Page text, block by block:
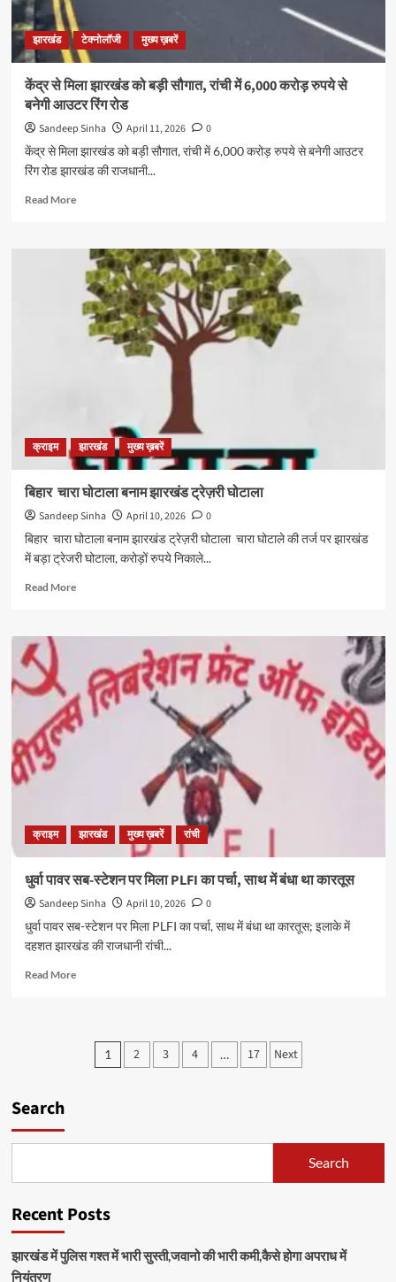
से
हुआ
खुलासा
झारखंड टेक्नोलॉजी मुख्य ख़बरें
केंद्र से मिला झारखंड को बड़ी सौगात, रांची में 6,000 करोड़ रुपये से
बनेगी आउटर रिंग रोड
Sandeep Sinha April 11, 2026
0
केंद्र से मिला झारखंड को बड़ी सौगात, रांची में 6,000 करोड़ रुपये से बनेगी आउटर
रिंग रोड झारखंड की राजधानी...
Read MoreRead
केंद्र
मिला
झारखंड
को
से
बनेगी
आउटर
रिंग
रोड
क्राइम झारखंड मुख्य ख़बरें
बिहार चारा घोटाला बनाम झारखंड ट्रेज़री घोटाला
Sandeep Sinha April 10, 2026
0
बिहार चारा घोटाला बनाम झारखंड ट्रेज़री घोटाला चारा घोटाले की तर्ज पर झारखंड
में बड़ा ट्रेजरी घोटाला, करोड़ों रुपये निकाले...
Read MoreRead
बिहार
घोटाला
बनाम
झारखंड
ट्रेज़री
घोटाला
क्राइम झारखंड मुख्य ख़बरें रांची
धुर्वा पावर सब-स्टेशन पर मिला PLFI का पर्चा, साथ में बंधा था कारतूस
Sandeep Sinha April 10, 2026
0
धुर्वा पावर सब-स्टेशन पर मिला PLFI का पर्चा, साथ में बंधा था कारतूस; इलाके में
दहशत झारखंड की राजधानी रांची...
Read MoreRead
स्टेशन
बंधा
था
Posts
1 2 3 4 … 17 Next
Search
Search
Recent Posts
झारखंड में पुलिस गश्त में भारी सुस्ती,जवानो की भारी कमी,कैसे होगा अपराध में
नियंत्रण